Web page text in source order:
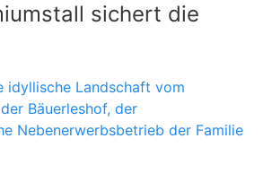
sichert die
idyllische Landschaft vom
Bäuerleshof, der
Nebenerwerbsbetrieb der Familie